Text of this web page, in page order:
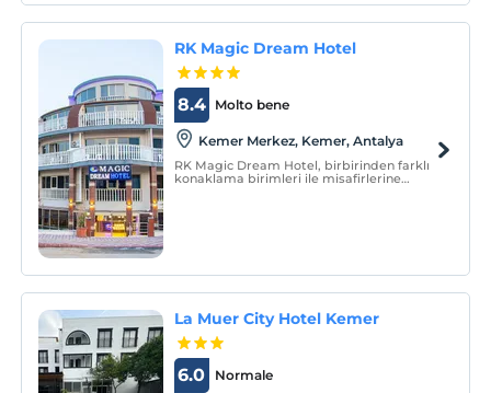
RK Magic Dream Hotel
Molto bene
8.4
Kemer Merkez, Kemer, Antalya
RK Magic Dream Hotel, birbirinden farklı
konaklama birimleri ile misafirlerine
La Muer City Hotel Kemer
Normale
6.0